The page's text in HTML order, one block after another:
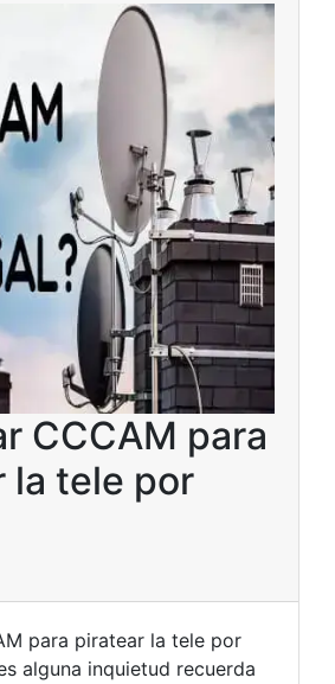
CCCAM para
la tele por
para piratear la tele por
alguna inquietud recuerda